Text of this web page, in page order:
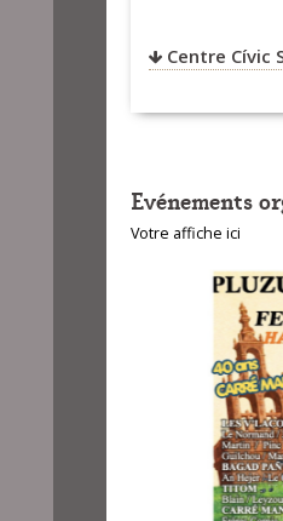
Centre Cívic
Evénements
Votre affiche ici